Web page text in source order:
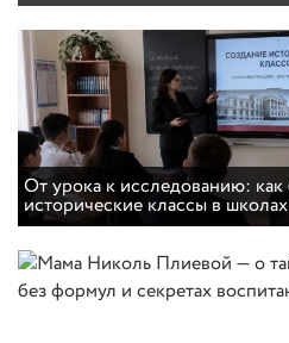
От урока к исследованию: как
исторические классы в